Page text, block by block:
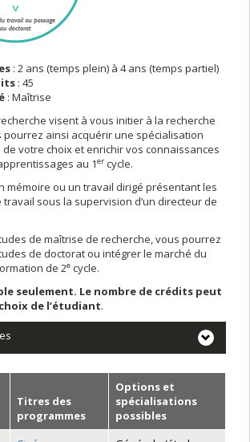
: 2 ans (temps plein) à 4 ans (temps partiel)
: 45
: Maîtrise
visent à vous initier à la recherche
pourrez ainsi acquérir une spécialisation
votre choix et enrichir vos connaissances
au 1er cycle.
mémoire ou un travail dirigé présentant les
sous la supervision d’un directeur de
de maîtrise de recherche, vous pourrez
de doctorat ou intégrer le marché du
de 2e cycle.
seulement. Le nombre de crédits peut
de l’étudiant.
Titres des
programmes
Options et
spécialisations
possibles